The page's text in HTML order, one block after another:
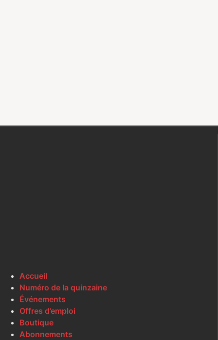
Accueil
Numéro de la quinzaine
Événements
Offres d’emploi
Boutique
Abonnements